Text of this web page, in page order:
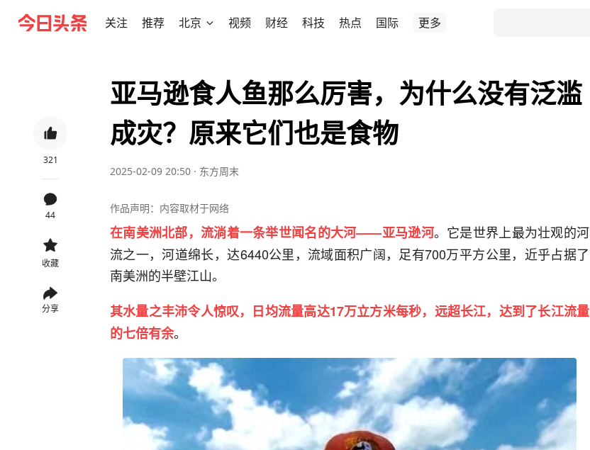
关注 推荐 北京 视频 财经 科技 热点 国际 更多
321
44
收藏
分享
亚马逊食人鱼那么厉害，为什么没有泛滥
成灾？原来它们也是食物
2025-02-09 20:50 · 东方周末
作品声明：内容取材于网络
在南美洲北部，流淌着一条举世闻名的大河——亚马逊河。它是世界上最为壮观的河
流之一，河道绵长，达6440公里，流域面积广阔，足有700万平方公里，近乎占据了
南美洲的半壁江山。
其水量之丰沛令人惊叹，日均流量高达17万立方米每秒，远超长江，达到了长江流量
的七倍有余。